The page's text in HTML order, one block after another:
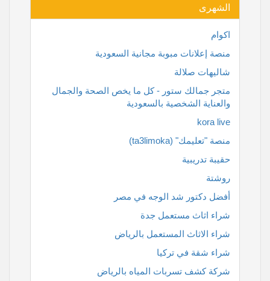
الشهرى
اكوام
منصة إعلانات مبوبة مجانية السعودية
شاليهات صلالة
متجر جمالك ستور - كل ما يخص الصحة والجمال
والعناية الشخصية بالسعودية
kora live
منصة "تعليمك" (ta3limoka)
حقيبة تدريبية
روشتة
أفضل دكتور شد الوجه في مصر
شراء اثاث مستعمل جدة
شراء الاثاث المستعمل بالرياض
شراء شقة في تركيا
شركة كشف تسربات المياه بالرياض